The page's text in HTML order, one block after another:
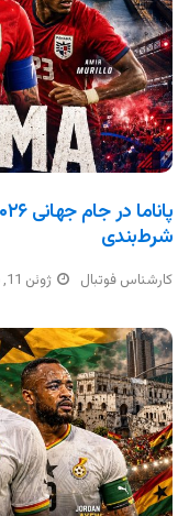
شرط‌بندی
کارشناس فوتبال ژوئن 11, 2026